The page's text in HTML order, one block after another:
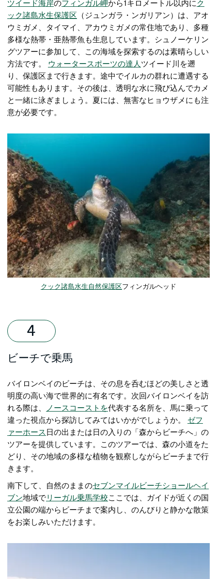
ツイード海岸のフィンガル岬から1キロメートル以内に ク
ック諸島水生保護区
（ジュンガラ・ンガリアン）は、アオ
ウミガメ、タイマイ、アカウミガメの常住地であり、多種
多様な熱帯・亜熱帯魚も生息しています。シュノーケリン
グツアーに参加して、この海域を探索するのは素晴らしい
方法です。
ウォータースポーツの達人 ツイード川を遡
り、保護区まで行きます。途中でイルカの群れに遭遇する
可能性もあります。その後は、透明な水に飛び込んでカメ
と一緒に泳ぎましょう。夏には、無害なヒョウザメにも注
意が必要です。
クック諸島水生自然保護区 フィンガルヘッド
ビーチで乗馬
バイロンベイのビーチは、その息を呑むほどの美しさと透
明度の高い海で世界的に有名です。次回バイロンベイを訪
れる際は、
ノースコーストを代表する名所を、馬に乗って
違った視点から探訪してみてはいかがでしょうか。
ゼフ
ァーホース 日の出または日の入りの「森からビーチへ」の
ツアーを提供しています。このツアーでは、森の小道をた
どり、その地域の多様な植物を観察しながらビーチまで行
きます。
南下して、自然のままのセブンマイルビーチショールヘイ
ブン地域でリーガル乗馬学校ここでは、ガイドが近くの国
立公園の端からビーチまで案内し、のんびりと静かな散策
をお楽しみいただけます。